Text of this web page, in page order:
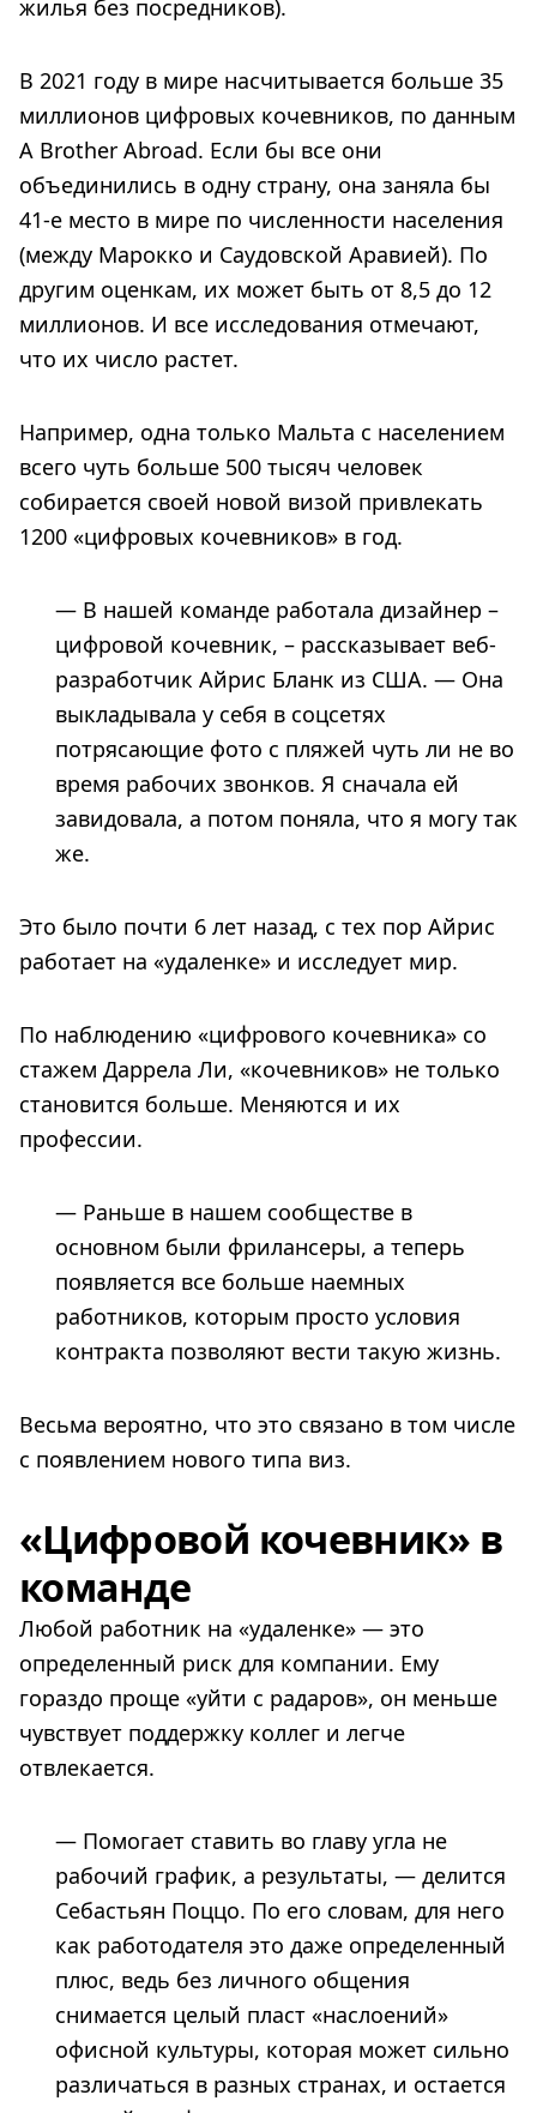
жилья без посредников).
В 2021 году в мире насчитывается больше 35
миллионов цифровых кочевников, по данным
A Brother Abroad. Если бы все они
объединились в одну страну, она заняла бы
41-е место в мире по численности населения
(между Марокко и Саудовской Аравией). По
другим оценкам, их может быть от 8,5 до 12
миллионов. И все исследования отмечают,
что их число растет.
Например, одна только Мальта с населением
всего чуть больше 500 тысяч человек
собирается своей новой визой привлекать
1200 «цифровых кочевников» в год.
— В нашей команде работала дизайнер –
цифровой кочевник, – рассказывает веб-
разработчик Айрис Бланк из США. — Она
выкладывала у себя в соцсетях
потрясающие фото с пляжей чуть ли не во
время рабочих звонков. Я сначала ей
завидовала, а потом поняла, что я могу так
же.
Это было почти 6 лет назад, с тех пор Айрис
работает на «удаленке» и исследует мир.
По наблюдению «цифрового кочевника» со
стажем Даррела Ли, «кочевников» не только
становится больше. Меняются и их
профессии.
— Раньше в нашем сообществе в
основном были фрилансеры, а теперь
появляется все больше наемных
работников, которым просто условия
контракта позволяют вести такую жизнь.
Весьма вероятно, что это связано в том числе
с появлением нового типа виз.
«Цифровой кочевник» в
команде
Любой работник на «удаленке» — это
определенный риск для компании. Ему
гораздо проще «уйти с радаров», он меньше
чувствует поддержку коллег и легче
отвлекается.
— Помогает ставить во главу угла не
рабочий график, а результаты, — делится
Себастьян Поццо. По его словам, для него
как работодателя это даже определенный
плюс, ведь без личного общения
снимается целый пласт «наслоений»
офисной культуры, которая может сильно
различаться в разных странах, и остается